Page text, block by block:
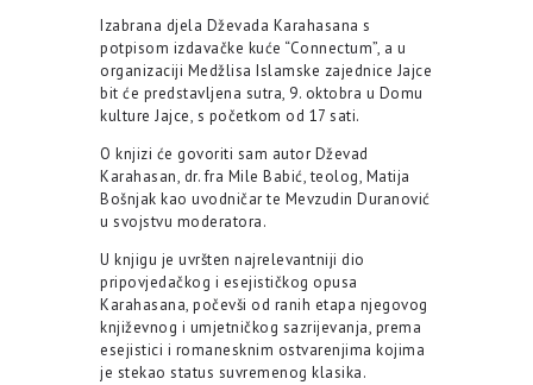
Izabrana djela Dževada Karahasana s
potpisom izdavačke kuće “Connectum”, a u
organizaciji Medžlisa Islamske zajednice Jajce
bit će predstavljena sutra, 9. oktobra u Domu
kulture Jajce, s početkom od 17 sati.
O knjizi će govoriti sam autor Dževad
Karahasan, dr. fra Mile Babić, teolog, Matija
Bošnjak kao uvodničar te Mevzudin Duranović
u svojstvu moderatora.
U knjigu je uvršten najrelevantniji dio
pripovjedačkog i esejističkog opusa
Karahasana, počevši od ranih etapa njegovog
književnog i umjetničkog sazrijevanja, prema
esejistici i romanesknim ostvarenjima kojima
je stekao status suvremenog klasika.